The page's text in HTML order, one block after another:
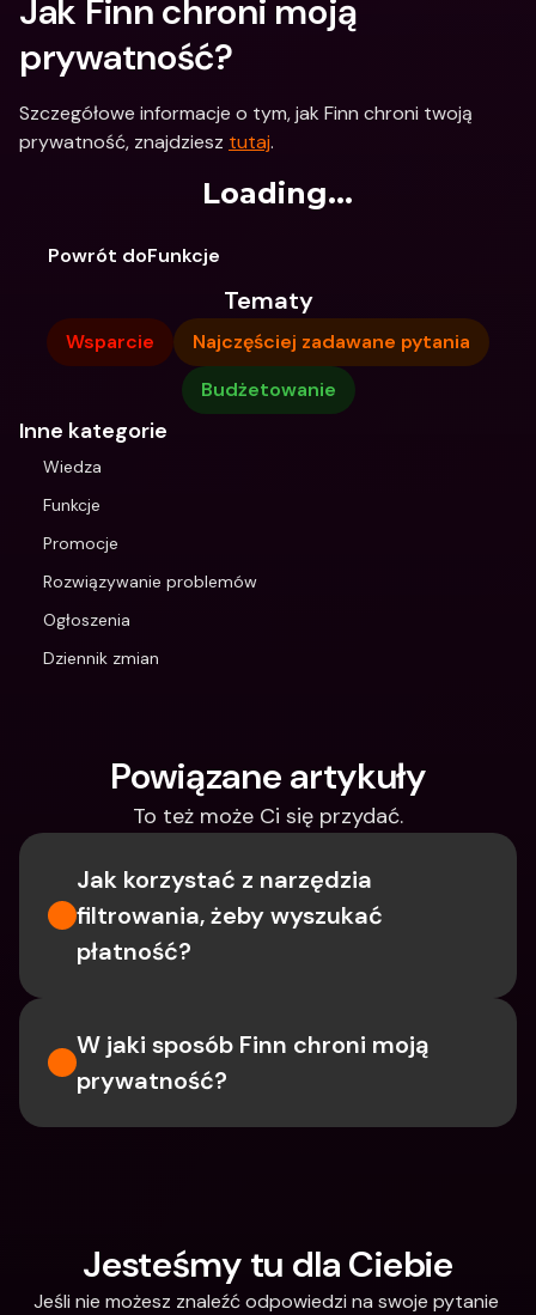
Jak Finn chroni moją
prywatność?
Szczegółowe informacje o tym, jak Finn chroni twoją
prywatność, znajdziesz tutaj.
Loading...
Powrót doFunkcje
Tematy
Wsparcie
Najczęściej zadawane pytania
Budżetowanie
Inne kategorie
Wiedza
Funkcje
Promocje
Rozwiązywanie problemów
Ogłoszenia
Dziennik zmian
Powiązane artykuły
To też może Ci się przydać.
Jak korzystać z narzędzia
filtrowania, żeby wyszukać
płatność?
W jaki sposób Finn chroni moją
prywatność?
Jesteśmy tu dla Ciebie
Jeśli nie możesz znaleźć odpowiedzi na swoje pytanie